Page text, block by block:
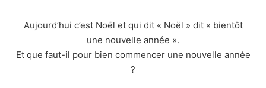
Aujourd’hui c’est Noël et qui dit « Noël » dit « bientôt
une nouvelle année ».
Et que faut-il pour bien commencer une nouvelle année
?